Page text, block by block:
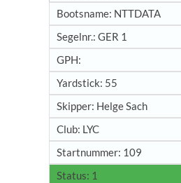
NTTDATA
GER 1
55
Helge Sach
LYC
109
1